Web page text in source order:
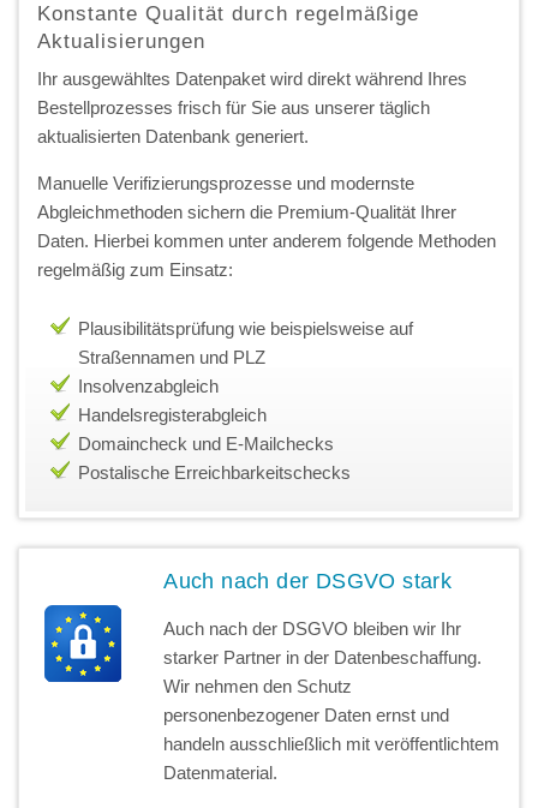
Konstante Qualität durch regelmäßige
Aktualisierungen
Ihr ausgewähltes Datenpaket wird direkt während Ihres
Bestellprozesses frisch für Sie aus unserer täglich
aktualisierten Datenbank generiert.
Manuelle Verifizierungsprozesse und modernste
Abgleichmethoden sichern die Premium-Qualität Ihrer
Daten. Hierbei kommen unter anderem folgende Methoden
regelmäßig zum Einsatz:
Plausibilitätsprüfung wie beispielsweise auf
Straßennamen und PLZ
Insolvenzabgleich
Handelsregisterabgleich
Domaincheck und E-Mailchecks
Postalische Erreichbarkeitschecks
Auch nach der DSGVO stark
Auch nach der DSGVO bleiben wir Ihr
starker Partner in der Datenbeschaffung.
Wir nehmen den Schutz
personenbezogener Daten ernst und
handeln ausschließlich mit veröffentlichtem
Datenmaterial.